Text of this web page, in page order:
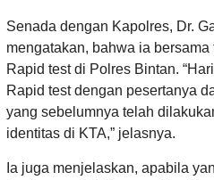
Senada dengan Kapolres, Dr.
mengatakan, bahwa ia
Rapid test di Polres Bintan.
Rapid test dengan pesertanya
yang sebelumnya telah
identitas di KTA,” jelasnya.
Ia juga menjelaskan, apabila